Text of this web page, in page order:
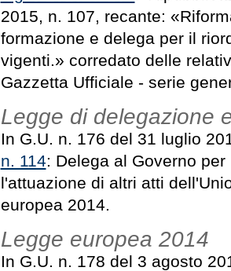
2015, n. 107, recante:
formazione e delega per il
vigenti.» corredato delle
Gazzetta Ufficiale - serie
Legge di delegazione
In G.U. n. 176 del 31 luglio
n. 114: Delega al Governo
l'attuazione di altri atti
europea 2014.
Legge europea 2014
In G.U. n. 178 del 3 agosto